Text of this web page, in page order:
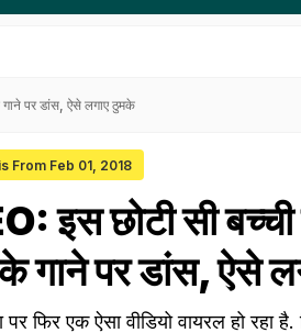
पर डांस, ऐसे लगाए ठुमके
From Feb 01, 2018
इस छोटी सी
के गाने पर डांस, ऐसे
पर फिर एक ऐसा वीडियो वायरल हो